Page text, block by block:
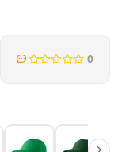
0